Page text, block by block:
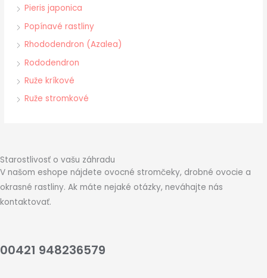
Pieris japonica
Popínavé rastliny
Rhododendron (Azalea)
Rododendron
Ruže kríkové
Ruže stromkové
Starostlivosť o vašu záhradu
V našom eshope nájdete ovocné stromčeky, drobné ovocie a
okrasné rastliny. Ak máte nejaké otázky, neváhajte nás
kontaktovať.
00421 948236579